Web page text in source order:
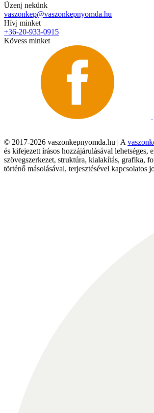
Üzenj nekünk
vaszonkep@vaszonkepnyomda.hu
Hívj minket
+36-20-933-0915
Kövess minket
© 2017-2026 vaszonkepnyomda.hu | A
és kifejezett írásos hozzájárulásával
szövegszerkezet, struktúra, kialakítás, grafika,
történő másolásával, terjesztésével